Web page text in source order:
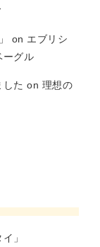
on エブリシ
ーグル
た on 理想の
」